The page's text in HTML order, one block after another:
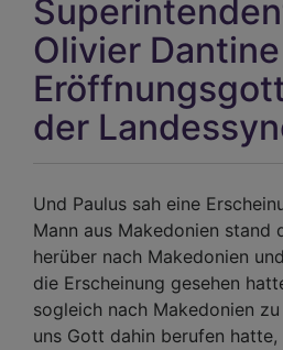
Olivier
der
Und Paulus sah eine
Mann aus Makedonien stand
herüber nach Makedonien
die Erscheinung gesehen
sogleich nach Makedonien
uns Gott dahin berufen hatte,